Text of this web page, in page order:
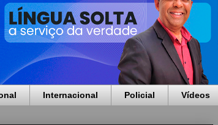
Internacional Policial Vídeos